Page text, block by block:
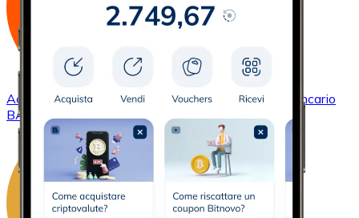
AcquistareBasic Attention Tokencon bonifico bancario
BAT